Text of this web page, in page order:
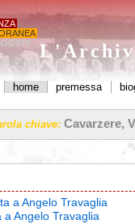
home premessa
chiave: Cavarzere,
a Angelo Travaglia
Angelo Travaglia